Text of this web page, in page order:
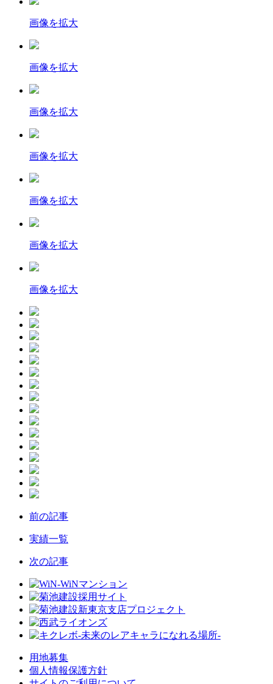
画像を拡大
画像を拡大
画像を拡大
画像を拡大
画像を拡大
画像を拡大
画像を拡大
前の記事
実績一覧
次の記事
用地募集
個人情報保護方針